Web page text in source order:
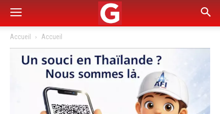
Accueil Accueil